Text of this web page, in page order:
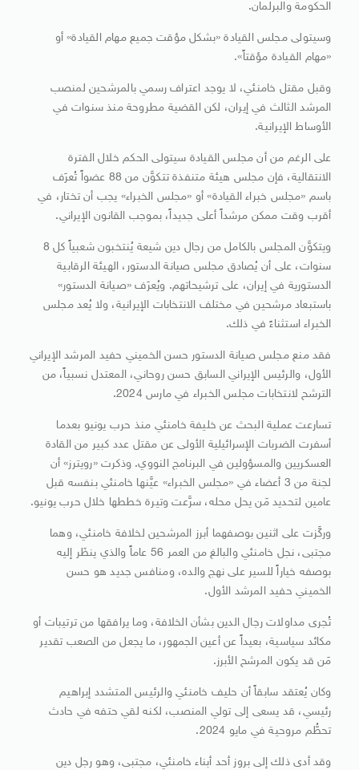
الحكومة والبرلمان.
وسيتولى مجلس القيادة «بشكل مؤقت جميع مهام القيادة» أو
«مهام القيادة مؤقتاً».
وقبل مقتل خامنئي، لا يوجد اعتراف رسمي بالمرشحين لمنصب
المرشد الثالث في إيران، لكن القضية مطروحة منذ سنوات في
الأوساط الإيرانية.
على الرغم من أن مجلس القيادة سيتولى الحكم خلال الفترة
الانتقالية، فإن مجلس هيئة متنفذة تتكوَّن من 88 عضواً تُعرَف
باسم «مجلس خبراء القيادة» أو «مجلس الخبراء» يجب أن تختار، في
أقرب وقت ممكن مرشداً أعلى جديداً، بموجب القانون الإيراني.
ويتكوَّن المجلس بالكامل من رجال دين شيعة يُنتخبون شعبياً كل 8
سنوات، على أن يُصادق مجلس صيانة الدستور، الهيئة الرقابية
الدستورية في إيران، على ترشيحاتهم. ويُعرَف «صيانة الدستور»
باستبعاد مرشحين في مختلف الانتخابات الإيرانية، ولا يُعد مجلس
الخبراء استثناءً في ذلك.
فقد منع مجلس صيانة الدستور حسن الخميني حفيد المرشد الإيراني
الأول، والرئيس الإيراني السابق حسن روحاني، المعتدل نسبياً، من
الترشح لانتخابات مجلس الخبراء في مارس 2024.
تسارعت عملية البحث عن خليفة خامنئي منذ حرب يونيو بعدما
أسفرت الضربات الإسرائيلية الأولى عن مقتل عدد كبير من القادة
العسكريين والمسؤولين في البرنامج النووي. وذكرت «رويترز» أن
لجنة من 3 أعضاء في «مجلس الخبراء» عيَّنها خامنئي بنفسه قبل
عامين لتحديد مَن يحل محله، سرَّعت وتيرة خططها خلال حرب يونيو.
وركَّزت على اثنين بوصفهما أبرز المرشحين لخلافة خامنئي، وهما
مجتبى، نجل خامنئي والبالغ من العمر 56 عاماً والذي ينظَر إليه
بوصفه خياراً للسير على نهج والده، ومنافس جديد هو حسن
الخميني حفيد المرشد الأول.
تُجرى مداولات رجال الدين بشأن الخلافة، وما يرافقها من ترتيبات أو
مكائد سياسية، بعيداً عن أعين الجمهور، ما يجعل من الصعب تقدير
مَن قد يكون المرشح الأبرز.
وكان يُعتقد سابقاً أن حليف خامنئي والرئيس المتشدد إبراهيم
رئيسي، قد يسعى إلى تولي المنصب، لكنه لقي حتفه في حادث
تحطُّم مروحية في مايو 2024.
وقد أدى ذلك إلى بروز أحد أبناء خامنئي، مجتبى، وهو رجل دين